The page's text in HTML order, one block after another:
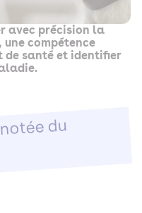
avec précision la
compétence
de santé et identifier
du